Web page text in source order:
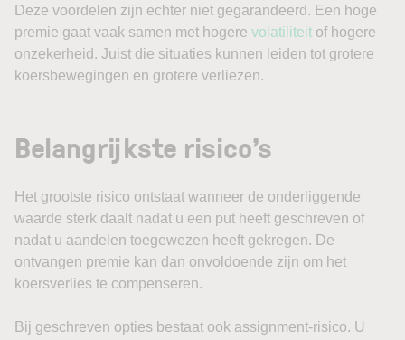
Deze voordelen zijn echter niet gegarandeerd. Een hoge
premie gaat vaak samen met hogere volatiliteit of hogere
onzekerheid. Juist die situaties kunnen leiden tot grotere
koersbewegingen en grotere verliezen.
Belangrijkste risico’s
Het grootste risico ontstaat wanneer de onderliggende
waarde sterk daalt nadat u een put heeft geschreven of
nadat u aandelen toegewezen heeft gekregen. De
ontvangen premie kan dan onvoldoende zijn om het
koersverlies te compenseren.
Bij geschreven opties bestaat ook assignment-risico. U